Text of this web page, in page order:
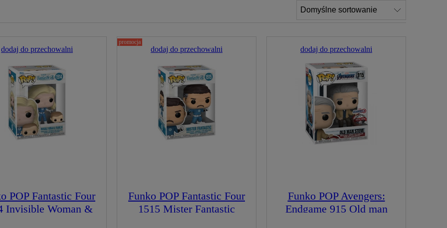
dodaj do przechowalni
POP Fantastic Four
Invisible Woman &
dodaj do przechowalni
Funko POP Fantastic Four
1515 Mister Fantastic
promocja
dodaj do przechowalni
Funko POP Avengers:
Endgame 915 Old man